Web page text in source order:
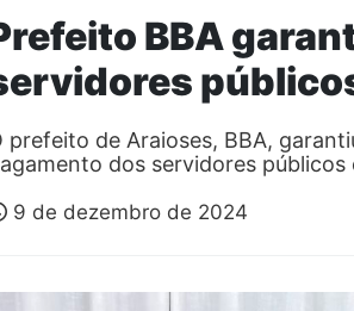
BBA
prefeito de Araioses, BBA,
dos servidores
9 de dezembro de 2024